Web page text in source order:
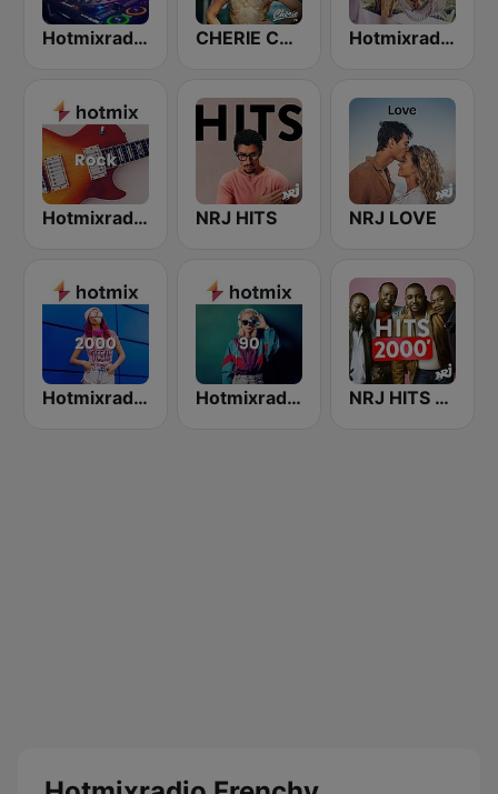
Hotmixradio Dance CHERIE CRAZY IN LOVE Hotmixradio Lounge
Hotmixradio Rock NRJ HITS NRJ LOVE
Hotmixradio 2000 Hotmixradio 90's NRJ HITS 2000'